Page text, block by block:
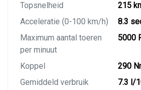
Topsnelheid
215
Acceleratie (0-100 km/h)
8.3
Maximum aantal toeren
per minuut
5000
Koppel
290
Gemiddeld verbruik
7.3 l/